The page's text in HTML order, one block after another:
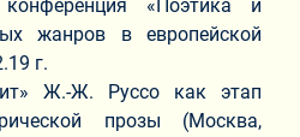
«Поэтика и
жанров в европейской
г.
Ж.-Ж. Руссо как этап
прозы (Москва,